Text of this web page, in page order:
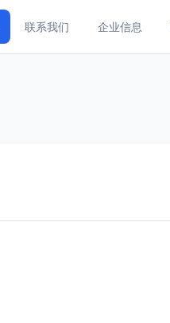
联系我们 企业信息